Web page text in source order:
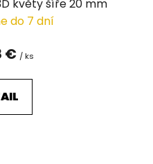
květy šíře 20 mm
do 7 dní
€ / ks